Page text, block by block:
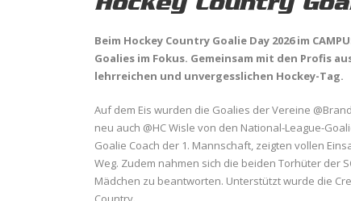
Beim Hockey Country Goalie Day 2026 im
Goalies im Fokus. Gemeinsam mit den Profis
lehrreichen und unvergesslichen Hockey-Tag.
Auf dem Eis wurden die Goalies der Vereine
neu auch @HC Wisle von den National-League-
Goalie Coach der 1. Mannschaft, zeigten vollen
Weg. Zudem nahmen sich die beiden Torhüter der
Mädchen zu beantworten. Unterstützt wurde die